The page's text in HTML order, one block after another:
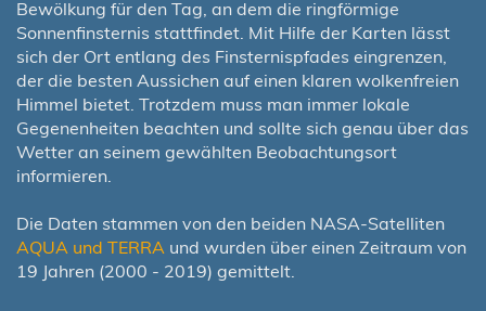
Bewölkung für den Tag, an dem die ringförmige
Sonnenfinsternis stattfindet. Mit Hilfe der Karten lässt
sich der Ort entlang des Finsternispfades eingrenzen,
der die besten Aussichen auf einen klaren wolkenfreien
Himmel bietet. Trotzdem muss man immer lokale
Gegenenheiten beachten und sollte sich genau über das
Wetter an seinem gewählten Beobachtungsort
informieren.
Die Daten stammen von den beiden NASA-Satelliten
AQUA und TERRA und wurden über einen Zeitraum von
19 Jahren (2000 - 2019) gemittelt.